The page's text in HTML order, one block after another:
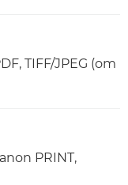
TIFF/JPEG (от
PRINT,